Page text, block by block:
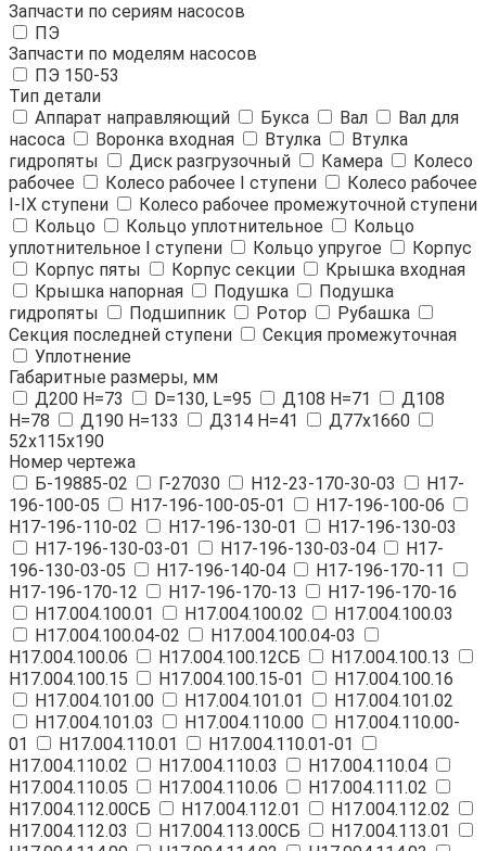
Запчасти по сериям насосов
ПЭ
Запчасти по моделям насосов
ПЭ 150-53
Тип детали
Аппарат направляющий
Букса Вал
Вал для
насоса
Воронка входная Втулка
Втулка
гидропяты
Диск разгрузочный Камера
Колесо
рабочее
Колесо рабочее I ступени
Колесо рабочее
I-IХ ступени
Колесо рабочее промежуточной ступени
Кольцо
Кольцо уплотнительное
Кольцо
уплотнительное I ступени
Кольцо упругое
Корпус
Корпус пяты
Корпус секции
Крышка входная
Крышка напорная
Подушка
Подушка
гидропяты
Подшипник Ротор
Рубашка
Секция последней ступени
Секция промежуточная
Уплотнение
Габаритные размеры, мм
Д200 Н=73
D=130, L=95 Д108 Н=71
Д108
Н=78
Д190 Н=133 Д314 Н=41
Д77х1660
52х115х190
Номер чертежа
Б-19885-02
Г-27030 Н12-23-170-30-03
Н17-
196-100-05
Н17-196-100-05-01
Н17-196-100-06
Н17-196-110-02
Н17-196-130-01
Н17-196-130-03
Н17-196-130-03-01
Н17-196-130-03-04
Н17-
196-130-03-05
Н17-196-140-04
Н17-196-170-11
Н17-196-170-12
Н17-196-170-13
Н17-196-170-16
Н17.004.100.01
Н17.004.100.02
Н17.004.100.03
Н17.004.100.04-02
Н17.004.100.04-03
Н17.004.100.06
Н17.004.100.12СБ
Н17.004.100.13
Н17.004.100.15
Н17.004.100.15-01
Н17.004.100.16
Н17.004.101.00
Н17.004.101.01
Н17.004.101.02
Н17.004.101.03
Н17.004.110.00
Н17.004.110.00-
01
Н17.004.110.01
Н17.004.110.01-01
Н17.004.110.02
Н17.004.110.03
Н17.004.110.04
Н17.004.110.05
Н17.004.110.06
Н17.004.111.02
Н17.004.112.00СБ
Н17.004.112.01
Н17.004.112.02
Н17.004.112.03
Н17.004.113.00СБ
Н17.004.113.01